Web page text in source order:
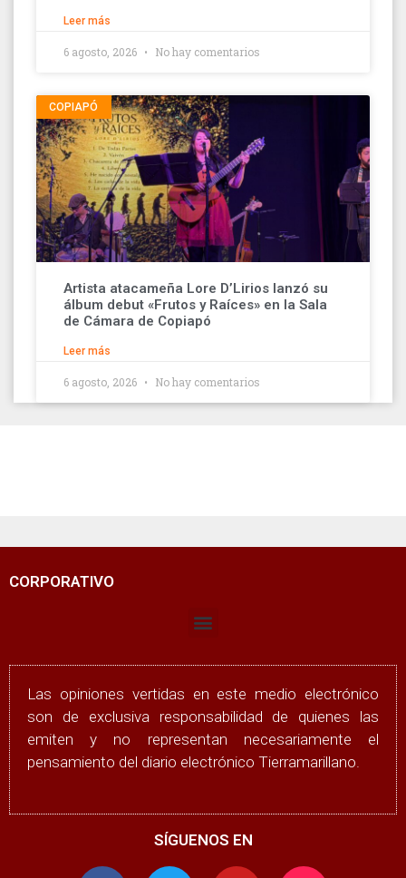
Leer más
6 agosto, 2026 No hay comentarios
COPIAPÓ
Artista atacameña Lore D’Lirios lanzó su
álbum debut «Frutos y Raíces» en la Sala
de Cámara de Copiapó
Leer más
6 agosto, 2026 No hay comentarios
CORPORATIVO
Las opiniones vertidas en este medio electrónico
son de exclusiva responsabilidad de quienes las
emiten y no representan necesariamente el
pensamiento del diario electrónico Tierramarillano.
SÍGUENOS EN